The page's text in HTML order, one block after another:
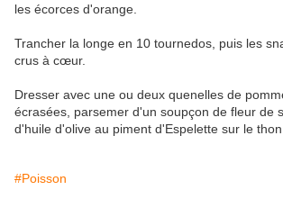
les écorces d'orange.
Trancher la longe en 10 tournedos, puis les
crus à cœur.
Dresser avec une ou deux quenelles de
écrasées, parsemer d'un soupçon de fleur de
d'huile d'olive au piment d'Espelette sur le thon.
#Poisson